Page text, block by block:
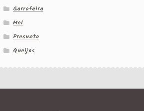
Garrafeira
Mel
Presunto
Queijos